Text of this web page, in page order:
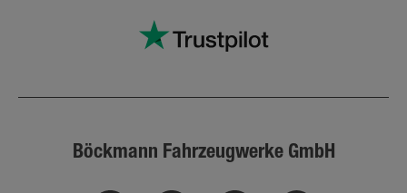
Böckmann Fahrzeugwerke GmbH